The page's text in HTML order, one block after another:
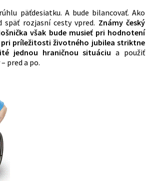
päťdesiatku. A bude bilancovať. Ako
späť rozjasní cesty vpred. Známy český
však bude musieť pri hodnotení
príležitosti životného jubilea striktne
jednou hraničnou situáciu a použiť
pred a po.